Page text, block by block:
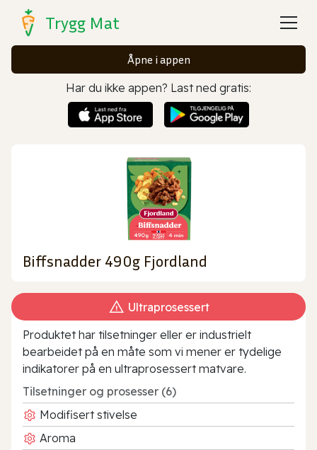
Trygg Mat
Åpne i appen
Har du ikke appen? Last ned gratis:
Biffsnadder 490g Fjordland
Ultraprosessert
Produktet har tilsetninger eller er industrielt
bearbeidet på en måte som vi mener er tydelige
indikatorer på en ultraprosessert matvare.
Tilsetninger og prosesser (6)
Modifisert stivelse
Aroma